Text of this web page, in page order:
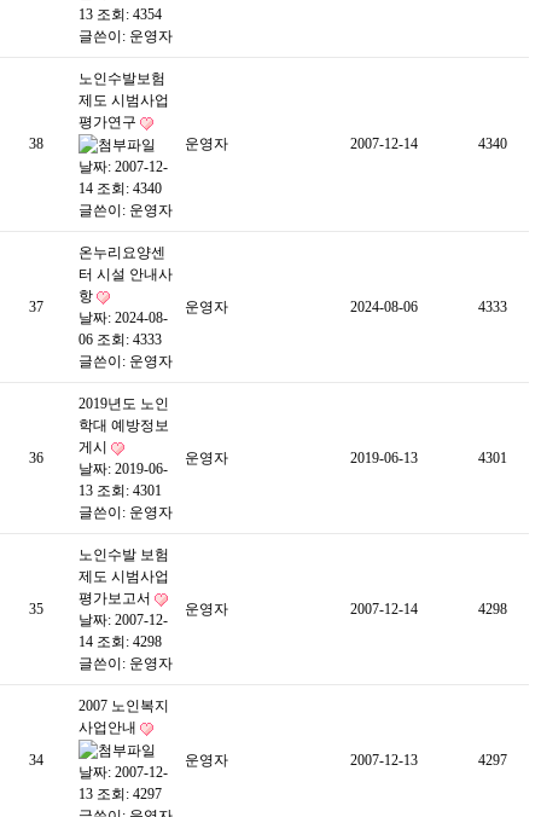
13 조회: 4354
글쓴이: 운영자
38
노인수발보험
제도 시범사업
평가연구
날짜: 2007-12-
14 조회: 4340
글쓴이: 운영자
운영자 2007-12-14 4340
37
온누리요양센
터 시설 안내사
항
날짜: 2024-08-
06 조회: 4333
글쓴이: 운영자
운영자 2024-08-06 4333
36
2019년도 노인
학대 예방정보
게시
날짜: 2019-06-
13 조회: 4301
글쓴이: 운영자
운영자 2019-06-13 4301
35
노인수발 보험
제도 시범사업
평가보고서
날짜: 2007-12-
14 조회: 4298
글쓴이: 운영자
운영자 2007-12-14 4298
34
2007 노인복지
사업안내
날짜: 2007-12-
13 조회: 4297
운영자 2007-12-13 4297